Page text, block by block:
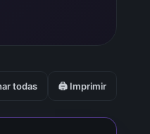
todas 🖨️ Imprimir